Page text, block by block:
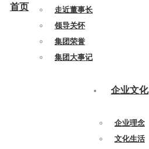
首页
走近董事长
领导关怀
集团荣誉
集团大事记
企业文化
企业理念
文化生活